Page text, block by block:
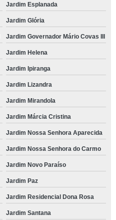
Jardim Esplanada
Jardim Glória
Jardim Governador Mário Covas III
Jardim Helena
Jardim Ipiranga
Jardim Lizandra
Jardim Mirandola
Jardim Márcia Cristina
Jardim Nossa Senhora Aparecida
Jardim Nossa Senhora do Carmo
Jardim Novo Paraíso
Jardim Paz
Jardim Residencial Dona Rosa
Jardim Santana